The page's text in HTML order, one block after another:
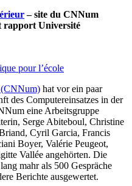
– site du CNNum
rapport Université
pour l’école
(CNNum) hat vor ein paar
des Computereinsatzes in der
eine Arbeitsgruppe
Serge Abiteboul, Christine
Cyril Garcia, Francis
Boyer, Valérie Peugeot,
Vallée angehörten. Die
mahr als 500 Gespräche
Berichte ausgewertet.